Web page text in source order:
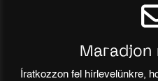
Maradjon
Íratkozzon fel hírlevelünkre,